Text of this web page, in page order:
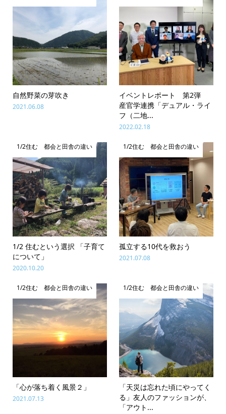
自然野菜の芽吹き
2021.06.08
イベントレポート 第2弾
産官学連携「デュアル・ライ
フ（二地...
2022.02.18
1/2住む 都会と田舎の違い
1/2 住むという選択 「子育て
について」
2020.10.20
1/2住む 都会と田舎の違い
孤立する10代を救おう
2021.07.08
1/2住む 都会と田舎の違い
「心が落ち着く風景２」
2021.07.13
1/2住む 都会と田舎の違い
「天災は忘れた頃にやってく
る」友人のファッションが、
「アウト...